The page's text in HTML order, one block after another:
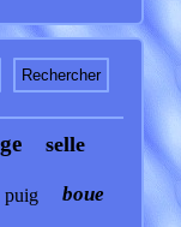
selle
puig boue